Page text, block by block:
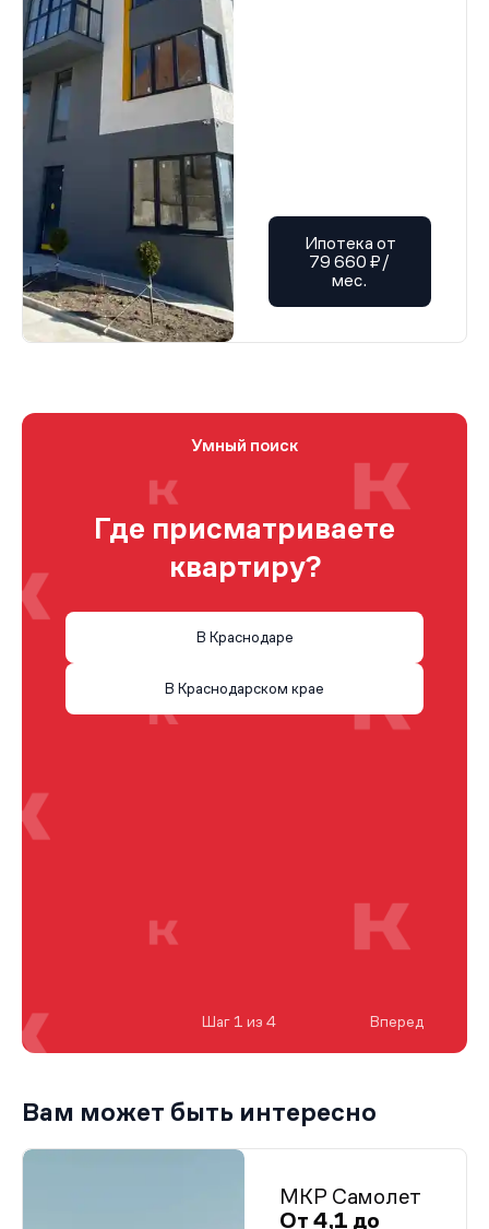
Ипотека от
79 660 ₽/
мес.
Умный поиск
Где присматриваете
квартиру?
В Краснодаре
В Краснодарском крае
Шаг 1 из 4 Вперед
Вам может быть интересно
МКР Самолет
От 4,1 до